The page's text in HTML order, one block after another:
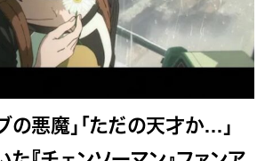
の悪魔」「ただの天才か…」